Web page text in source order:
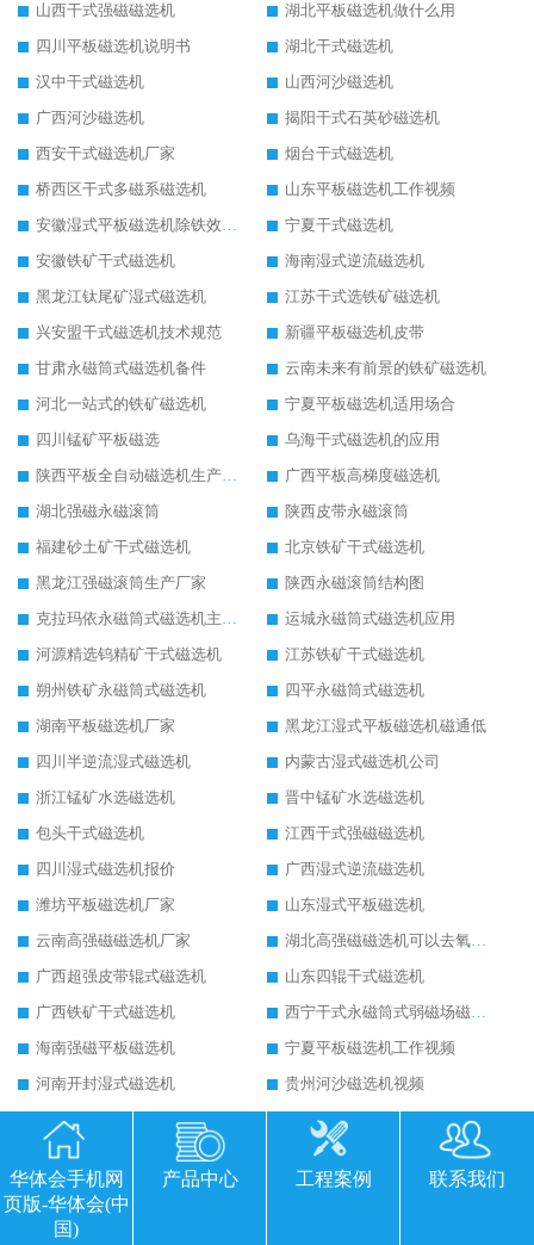
山西干式强磁磁选机
湖北平板磁选机做什么用
四川平板磁选机说明书
湖北干式磁选机
汉中干式磁选机
山西河沙磁选机
广西河沙磁选机
揭阳干式石英砂磁选机
西安干式磁选机厂家
烟台干式磁选机
桥西区干式多磁系磁选机
山东平板磁选机工作视频
安徽湿式平板磁选机除铁效果怎么样
宁夏干式磁选机
安徽铁矿干式磁选机
海南湿式逆流磁选机
黑龙江钛尾矿湿式磁选机
江苏干式选铁矿磁选机
兴安盟干式磁选机技术规范
新疆平板磁选机皮带
甘肃永磁筒式磁选机备件
云南未来有前景的铁矿磁选机
河北一站式的铁矿磁选机
宁夏平板磁选机适用场合
四川锰矿平板磁选
乌海干式磁选机的应用
陕西平板全自动磁选机生产厂家
广西平板高梯度磁选机
湖北强磁永磁滚筒
陕西皮带永磁滚筒
福建砂土矿干式磁选机
北京铁矿干式磁选机
黑龙江强磁滚筒生产厂家
陕西永磁滚筒结构图
克拉玛依永磁筒式磁选机主要技术参数
运城永磁筒式磁选机应用
河源精选钨精矿干式磁选机
江苏铁矿干式磁选机
朔州铁矿永磁筒式磁选机
四平永磁筒式磁选机
湖南平板磁选机厂家
黑龙江湿式平板磁选机磁通低
四川半逆流湿式磁选机
内蒙古湿式磁选机公司
浙江锰矿水选磁选机
晋中锰矿水选磁选机
包头干式磁选机
江西干式强磁磁选机
四川湿式磁选机报价
广西湿式逆流磁选机
潍坊平板磁选机厂家
山东湿式平板磁选机
云南高强磁磁选机厂家
湖北高强磁磁选机可以去氧化铝
广西超强皮带辊式磁选机
山东四辊干式磁选机
广西铁矿干式磁选机
西宁干式永磁筒式弱磁场磁选机结构图
海南强磁平板磁选机
宁夏平板磁选机工作视频
河南开封湿式磁选机
贵州河沙磁选机视频
福建优质河沙磁选机
广西湿式磁选机
甘肃湿式永磁磁选机
山西求购干式磁选机
广西铁矿干式磁选机
福建强磁平板磁选机说明书
江苏湿式逆流磁选机溢流调节
华体会手机网
页版-华体会(中
国)
产品中心 工程案例 联系我们